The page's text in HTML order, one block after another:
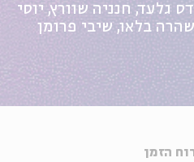
גלעד, חנניה שוורץ, יוסי
בלאו, שיבי פרומן
הזמן